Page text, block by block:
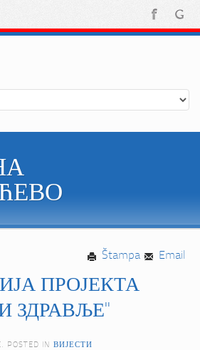
Email
Štampa
ПРОЈЕКТА
ЗДРАВЉЕ"
POSTED IN ВИЈЕСТИ